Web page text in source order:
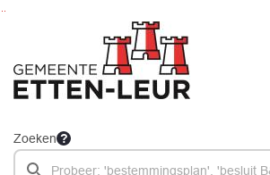
Ga naar de inhoud van deze pagina
Zoeken